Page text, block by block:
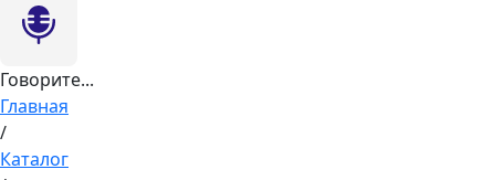
Говорите...
Главная
/
Каталог